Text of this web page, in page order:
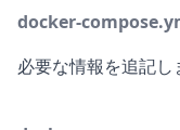
docker-
必要な情報を追記し